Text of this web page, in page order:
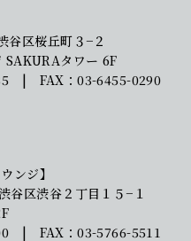
谷区桜丘町３−２
SAKURAタワー 6F
| FAX：03-6455-0290
ンジ】
谷区渋谷２丁目１５−１
| FAX：03-5766-5511